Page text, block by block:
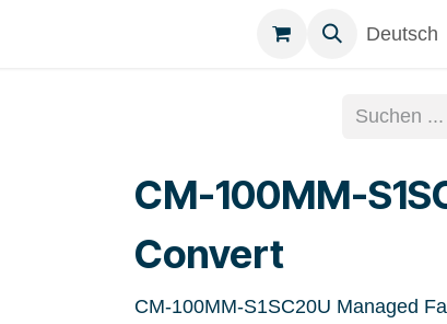
Deutsch
CM-100MM-
Convert
CM-100MM-S1SC20U Managed